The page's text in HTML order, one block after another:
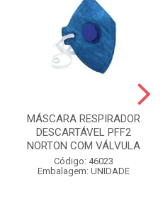
MÁSCARA RESPIRADOR
DESCARTÁVEL PFF2
NORTON COM VÁLVULA
Código: 46023
Embalagem: UNIDADE